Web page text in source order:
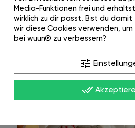
Media-Funktionen frei und
wirklich zu dir passt. Bist du
wir diese Cookies verwenden, um
bei wuun® zu verbessern?
tune
done_all